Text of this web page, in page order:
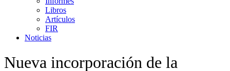
Libros
Artículos
FIR
Noticias
Nueva incorporación de la